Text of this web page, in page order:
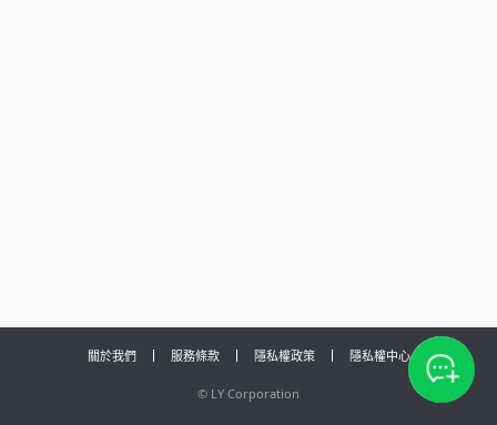
關於我們 服務條款 隱私權政策 隱私權中心
© LY Corporation